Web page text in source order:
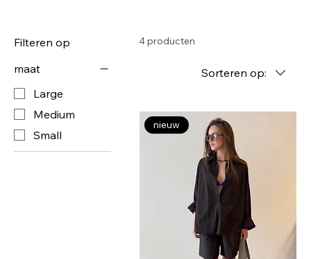
Filteren op
maat
Large
Medium
Small
4 producten
Sorteren op:
nieuw